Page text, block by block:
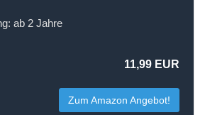
ab 2 Jahre
11,99 EUR
Zum Amazon Angebot!